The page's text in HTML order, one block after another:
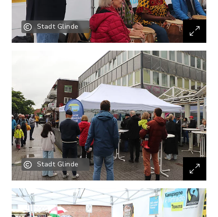
Stadt Glinde
Stadt Glinde